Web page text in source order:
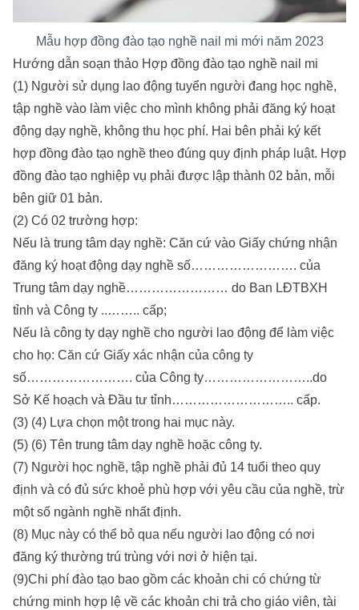
Mẫu hợp đồng đào tạo nghề nail mi mới năm 2023
Hướng dẫn soạn thảo Hợp đồng đào tạo nghề nail mi
(1) Người sử dụng lao động tuyển người đang học nghề,
tập nghề vào làm việc cho mình không phải đăng ký hoạt
động dạy nghề, không thu học phí. Hai bên phải ký kết
hợp đồng đào tạo nghề theo đúng quy định pháp luật. Hợp
đồng đào tạo nghiệp vụ phải được lập thành 02 bản, mỗi
bên giữ 01 bản.
(2) Có 02 trường hợp:
Nếu là trung tâm dạy nghề: Căn cứ vào Giấy chứng nhận
đăng ký hoạt động dạy nghề số……………………. của
Trung tâm dạy nghề…………………… do Ban LĐTBXH
tỉnh và Công ty ..…….. cấp;
Nếu là công ty dạy nghề cho người lao động để làm việc
cho họ: Căn cứ Giấy xác nhận của công ty
số……………………. của Công ty……………………..do
Sở Kế hoạch và Đầu tư tỉnh……………………….. cấp.
(3) (4) Lựa chọn một trong hai mục này.
(5) (6) Tên trung tâm dạy nghề hoặc công ty.
(7) Người học nghề, tập nghề phải đủ 14 tuổi theo quy
định và có đủ sức khoẻ phù hợp với yêu cầu của nghề, trừ
một số ngành nghề nhất định.
(8) Mục này có thể bỏ qua nếu người lao động có nơi
đăng ký thường trú trùng với nơi ở hiện tại.
(9)Chi phí đào tạo bao gồm các khoản chi có chứng từ
chứng minh hợp lệ về các khoản chi trả cho giáo viên, tài